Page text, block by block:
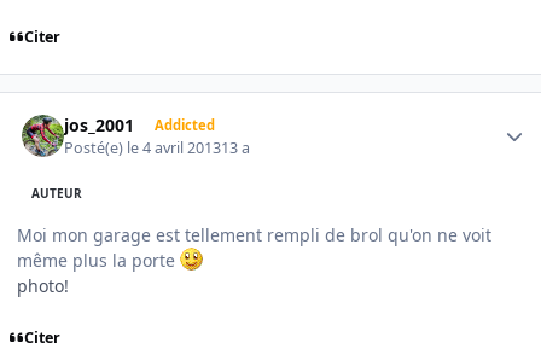
Citer
jos_2001 Addicted
Posté(e) le 4 avril 201313 a
AUTEUR
Moi mon garage est tellement rempli de brol qu'on ne voit
même plus la porte
photo!
Citer